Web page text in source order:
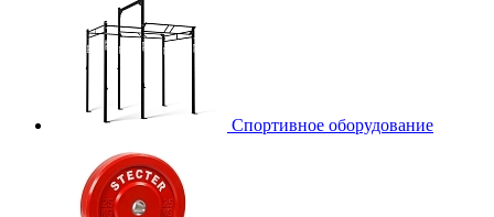
Спортивное оборудование